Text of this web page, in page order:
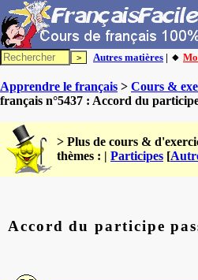
Autres matières | 🔸
Apprendre le français > Cours &
français n°5437 : Accord du
> Plus de cours &
thèmes : | Participes [
Accord du participe